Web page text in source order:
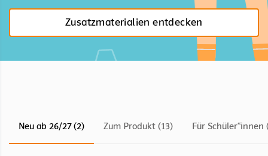
Zusatzmaterialien entdecken
Neu ab 26/27 (2) Zum Produkt (13) Für Schüler*innen